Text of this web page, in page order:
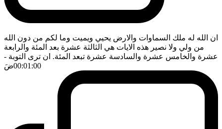
ان الله له ملك السماوات والارض يحيي ويميت وما لكم من دون الله
من ولي ولا نصير هذه الايات هي الثالثة عشرة بعد المئة والرابعة
عشرة والخامس عشرة والسادسة عشرة تبعد المئة. ان ترى التوبة -
00:01:00ضَ